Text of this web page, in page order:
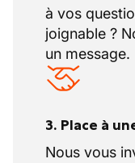
à vos
joignable ?
un message.
3. Place à
Nous vous